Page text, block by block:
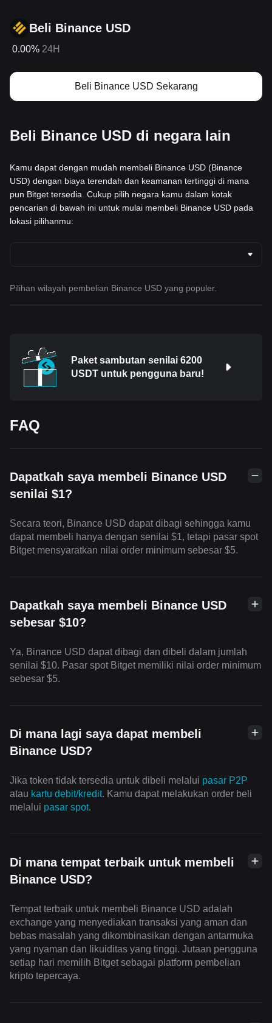
Beli Binance USD
0.00% 24H
Beli Binance USD Sekarang
Beli Binance USD di negara lain
Kamu dapat dengan mudah membeli Binance USD (Binance
USD) dengan biaya terendah dan keamanan tertinggi di mana
pun Bitget tersedia. Cukup pilih negara kamu dalam kotak
pencarian di bawah ini untuk mulai membeli Binance USD pada
lokasi pilihanmu:
Pilihan wilayah pembelian Binance USD yang populer.
Paket sambutan senilai 6200
USDT untuk pengguna baru!
FAQ
Dapatkah saya membeli Binance USD
senilai $1?
Secara teori, Binance USD dapat dibagi sehingga kamu
dapat membeli hanya dengan senilai $1, tetapi pasar spot
Bitget mensyaratkan nilai order minimum sebesar $5.
Dapatkah saya membeli Binance USD
sebesar $10?
Ya, Binance USD dapat dibagi dan dibeli dalam jumlah
senilai $10. Pasar spot Bitget memiliki nilai order minimum
sebesar $5.
Di mana lagi saya dapat membeli
Binance USD?
Jika token tidak tersedia untuk dibeli melalui pasar P2P
atau kartu debit/kredit. Kamu dapat melakukan order beli
melalui pasar spot.
Di mana tempat terbaik untuk membeli
Binance USD?
Tempat terbaik untuk membeli Binance USD adalah
exchange yang menyediakan transaksi yang aman dan
bebas masalah yang dikombinasikan dengan antarmuka
yang nyaman dan likuiditas yang tinggi. Jutaan pengguna
setiap hari memilih Bitget sebagai platform pembelian
kripto tepercaya.